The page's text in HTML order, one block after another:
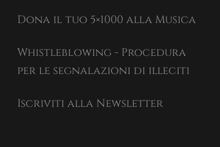
Dona il tuo 5×1000 alla Musica
Whistleblowing - Procedura
per le segnalazioni di illeciti
Iscriviti alla Newsletter